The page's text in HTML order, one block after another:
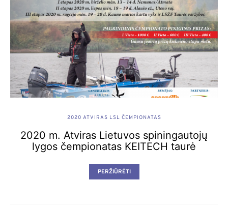
2020 ATVIRAS LSL ČEMPIONATAS
2020 m. Atviras Lietuvos spiningautojų
lygos čempionatas KEITECH taurė
PERŽIŪRĖTI